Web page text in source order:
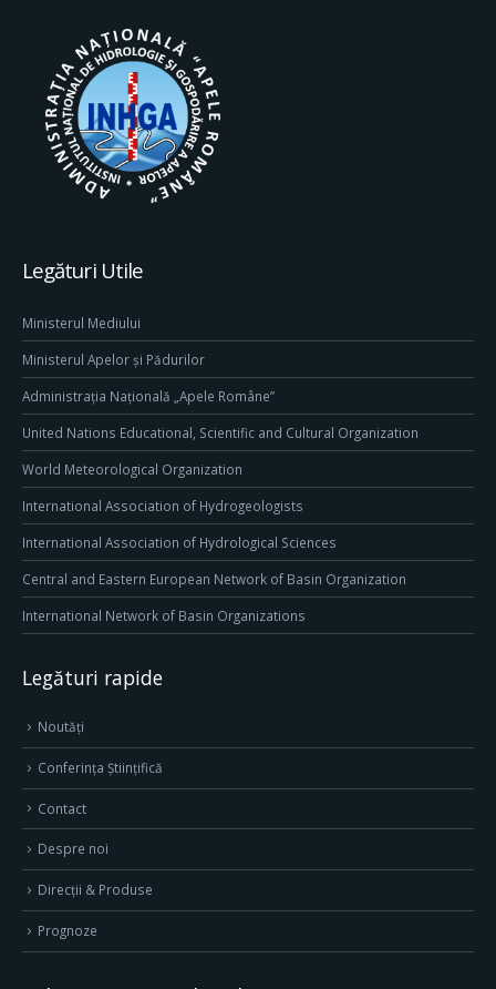
Legături Utile
Ministerul Mediului
Ministerul Apelor și Pădurilor
Administrația Națională „Apele Române”
United Nations Educational, Scientific and Cultural Organization
World Meteorological Organization
International Association of Hydrogeologists
International Association of Hydrological Sciences
Central and Eastern European Network of Basin Organization
International Network of Basin Organizations
Legături rapide
Noutăți
Conferința Științifică
Contact
Despre noi
Direcţii & Produse
Prognoze